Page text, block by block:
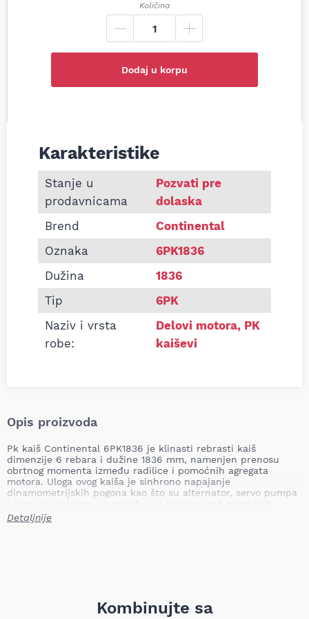
Količina
Dodaj u korpu
Informacije o Pk kaiš Continental 6PK1836
Karakteristike
Stanje u
prodavnicama
Pozvati pre
dolaska
Brend
Continental
Oznaka
6PK1836
Dužina
1836
Tip
6PK
Naziv i vrsta
robe:
Delovi motora, PK
kaiševi
Opis proizvoda
Pk kaiš Continental 6PK1836 je klinasti rebrasti kaiš
dimenzije 6 rebara i dužine 1836 mm, namenjen prenosu
obrtnog momenta između radilice i pomoćnih agregata
motora. Uloga ovog kaiša je sinhrono napajanje
dinamometrijskih pogona kao što su alternator, servo pumpa
sistema. Istrojen ili oštećen pk/klinasti kaiš može dovesti do
gubitka napajanja alternatora, pregrevanja servoupravljača,
TecDoc težina: 0,187 kg
Detaljnije
Kombinujte sa